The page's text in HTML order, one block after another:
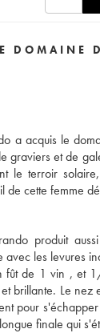
DOMAINE
a acquis le
graviers et de
le terroir
de cette femme
produit
les levures
de 1 vin , et 1/
brillante. Le nez
pour
finale qui